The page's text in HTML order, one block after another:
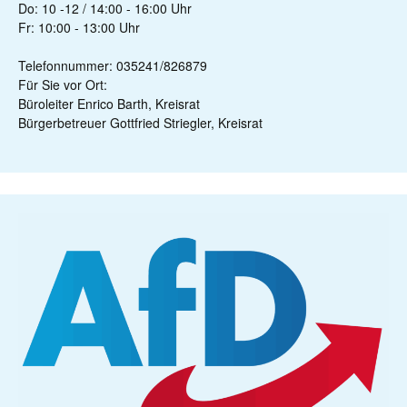
Do: 10 -12 / 14:00 - 16:00 Uhr
Fr: 10:00 - 13:00 Uhr
Telefonnummer: 035241/826879
Für Sie vor Ort:
Büroleiter Enrico Barth, Kreisrat
Bürgerbetreuer Gottfried Striegler, Kreisrat